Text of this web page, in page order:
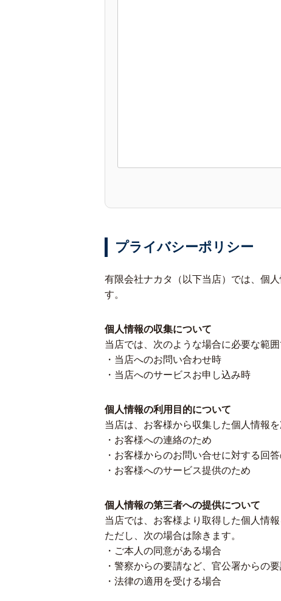
プライバシーポリシー
有限会社ナカタ（以下当店）では、個
す。
個人情報の収集について
当店では、次のような場合に必要な範
・当店へのお問い合わせ時
・当店へのサービスお申し込み時
個人情報の利用目的について
当店は、お客様から収集した個人情報
・お客様への連絡のため
・お客様からのお問い合せに対する回
・お客様へのサービス提供のため
個人情報の第三者への提供について
当店では、お客様より取得した個人情
ただし、次の場合は除きます。
・ご本人の同意がある場合
・警察からの要請など、官公署からの
・法律の適用を受ける場合